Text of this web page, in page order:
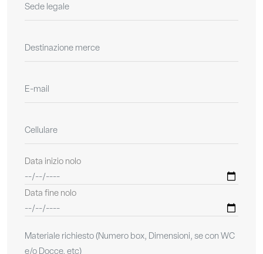
Data inizio nolo
Data fine nolo